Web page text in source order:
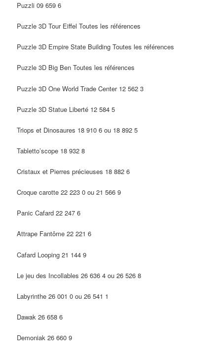
Puzzli 09 659 6
Puzzle 3D Tour Eiffel Toutes les références
Puzzle 3D Empire State Building Toutes les références
Puzzle 3D Big Ben Toutes les références
Puzzle 3D One World Trade Center 12 562 3
Puzzle 3D Statue Liberté 12 584 5
Triops et Dinosaures 18 910 6 ou 18 892 5
Tabletto’scope 18 932 8
Cristaux et Pierres précieuses 18 882 6
Croque carotte 22 223 0 ou 21 566 9
Panic Cafard 22 247 6
Attrape Fantôme 22 221 6
Cafard Looping 21 144 9
Le jeu des Incollables 26 636 4 ou 26 526 8
Labyrinthe 26 001 0 ou 26 541 1
Dawak 26 658 6
Demoniak 26 660 9